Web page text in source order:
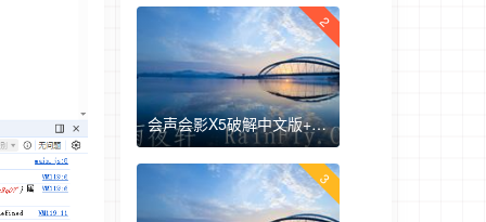
2
会声会影X5破解中文版+注册机+安装教程
3